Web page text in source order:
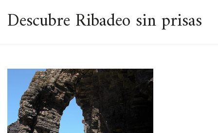
ESPACIO
Descubre Ribadeo sin prisas